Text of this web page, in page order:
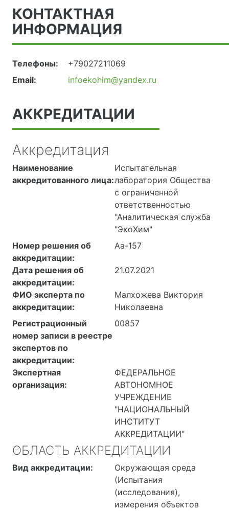
КОНТАКТНАЯ
ИНФОРМАЦИЯ
Телефоны:
+79027211069
Email:
infoekohim@yandex.ru
АККРЕДИТАЦИИ
Аккредитация
Наименование
аккредитованного лица:
Испытательная
лаборатория Общества
с ограниченной
ответственностью
"Аналитическая служба
"ЭкоХим"
Номер решения об
аккредитации:
Аа-157
Дата решения об
аккредитации:
21.07.2021
ФИО эксперта по
аккредитации:
Малхожева Виктория
Николаевна
Регистрационный
номер записи в реестре
экспертов по
аккредитации:
00857
Экспертная
организация:
ФЕДЕРАЛЬНОЕ
АВТОНОМНОЕ
УЧРЕЖДЕНИЕ
"НАЦИОНАЛЬНЫЙ
ИНСТИТУТ
АККРЕДИТАЦИИ"
ОБЛАСТЬ АККРЕДИТАЦИИ
Вид аккредитации:
Окружающая среда
(Испытания
(исследования),
измерения объектов